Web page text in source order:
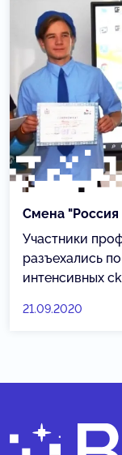
Смена
Участники
разъехались
интенсивных
21.09.2020